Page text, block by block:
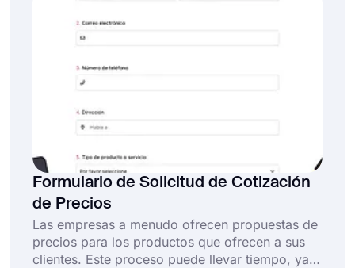
Formulario de Solicitud de Cotización
de Precios
Las empresas a menudo ofrecen propuestas de
precios para los productos que ofrecen a sus
clientes. Este proceso puede llevar tiempo, ya